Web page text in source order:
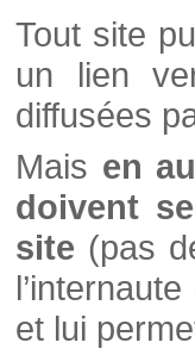
Tout site
un lien
diffusées
Mais en
doivent
site (pas
et lui